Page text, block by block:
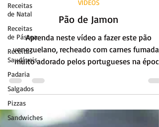
Receitas
de Natal
Receitas
de Páscoa
Receitas
Saudáveis
Padaria
Salgados
Pizzas
Sandwiches
Tradições Doces
VÍDEOS
Pão de Jamon
Aprenda neste vídeo a fazer este pão
venezuelano, recheado com carnes fumadas,
muito adorado pelos portugueses na época
natalícia.